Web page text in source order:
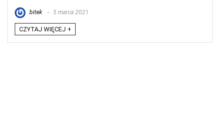
bitek 5 marca 2021
CZYTAJ WIĘCEJ +